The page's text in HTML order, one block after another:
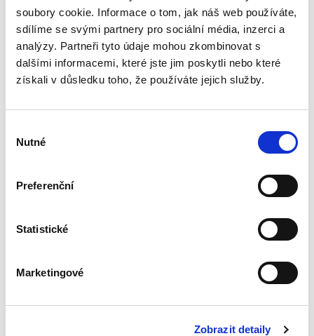
soubory cookie. Informace o tom, jak náš web používáte,
sdílíme se svými partnery pro sociální média, inzerci a
analýzy. Partneři tyto údaje mohou zkombinovat s
dalšími informacemi, které jste jim poskytli nebo které
získali v důsledku toho, že používáte jejich služby.
souhlasu
Nutné
Preferenční
Statistické
Marketingové
Zobrazit detaily
Obecná část. Soutěžní právo“ pokračuje v
pragmatickém a nedogmatickém pojetí
obchodního práva. Do výkladu jsou zahrnuty i
některé významné veřejnoprávní...
mezinárodního
Tato skripta jsou uceleným kurzem
vyučováno na právnických fakultách v České